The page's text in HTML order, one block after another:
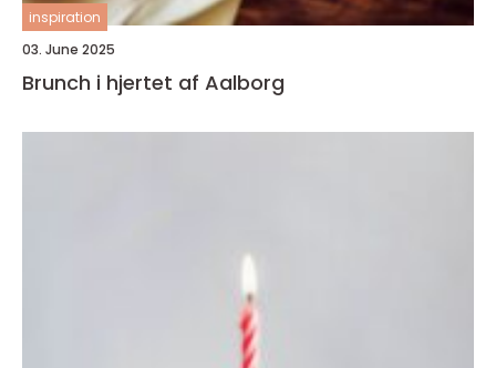
inspiration
03. June 2025
Brunch i hjertet af Aalborg